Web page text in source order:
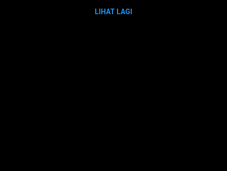
LIHAT LAGI